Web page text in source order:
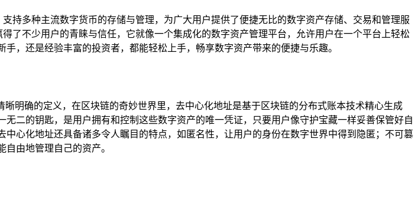
持多种主流数字货币的存储与管理，为广大用户提供了便捷无比的数字资产存储、交易和管理服
了不少用户的青睐与信任，它就像一个集成化的数字资产管理平台，允许用户在一个平台上轻松
，还是经验丰富的投资者，都能轻松上手，畅享数字资产带来的便捷与乐趣。
明确的定义，在区块链的奇妙世界里，去中心化地址是基于区块链的分布式账本技术精心生成
二的钥匙，是用户拥有和控制这些数字资产的唯一凭证，只要用户像守护宝藏一样妥善保管好自
心化地址还具备诸多令人瞩目的特点，如匿名性，让用户的身份在数字世界中得到隐匿；不可篡
由地管理自己的资产。